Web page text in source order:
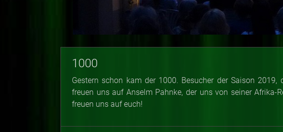
1000
Gestern schon kam der 1000. Besucher der Saison
freuen uns auf Anselm Pahnke, der uns von seiner
freuen uns auf euch!